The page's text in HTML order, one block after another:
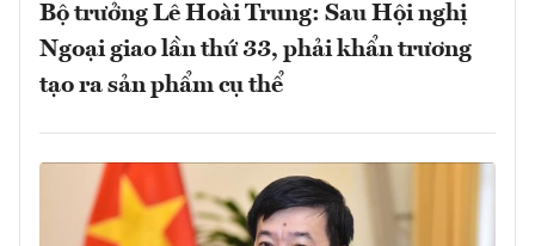
Bộ trưởng Lê Hoài Trung: Sau Hội nghị
Ngoại giao lần thứ 33, phải khẩn trương
tạo ra sản phẩm cụ thể